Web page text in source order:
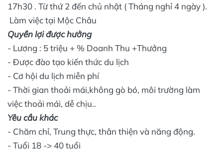
17h30 . Từ thứ 2 đến chủ nhật ( Tháng nghỉ 4 ngày ).
Làm việc tại Mộc Châu
Quyền lợi được hưởng
- Lương : 5 triệu + % Doanh Thu +Thưởng
- Được đào tạo kiến thức du lịch
- Cơ hội du lịch miễn phí
- Thời gian thoải mái,không gò bó, môi trường làm
việc thoải mái, dễ chịu..
Yêu cầu khác
- Chăm chỉ, Trung thực, thân thiện và năng động.
- Tuổi 18 -> 40 tuổi